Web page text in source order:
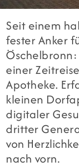
Seit einem
fester Anker
einer
Apotheke.
kleinen
digitaler
dritter
von
nach vorn.